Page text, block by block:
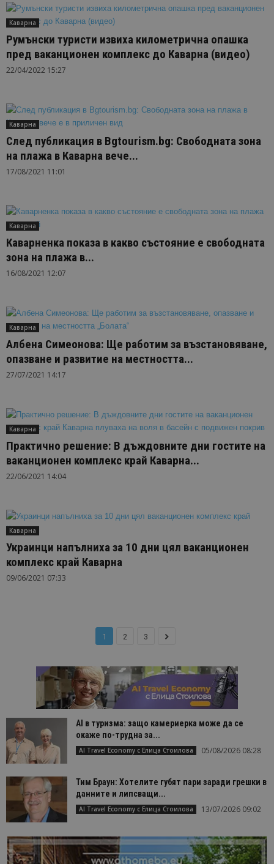
Каварна
Румънски туристи извиха километрична опашка
пред ваканционен комплекс до Каварна (видео)
22/04/2022 15:27
Каварна
След публикация в Bgtourism.bg: Свободната зона
на плажа в Каварна вече...
17/08/2021 11:01
Каварна
Каварненка показа в какво състояние е свободната
зона на плажа в...
16/08/2021 12:07
Каварна
Албена Симеонова: Ще работим за възстановяване,
опазване и развитие на местността...
27/07/2021 14:17
Каварна
Практично решение: В дъждовните дни гостите на
ваканционен комплекс край Каварна...
22/06/2021 14:04
Каварна
Украинци напълниха за 10 дни цял ваканционен
комплекс край Каварна
09/06/2021 07:33
1 2 3
AI в туризма: защо камериерка може да се
окаже по-трудна за...
AI Travel Economy с Елица Стоилова 05/08/2026 08:28
Тим Браун: Хотелите губят пари заради грешки в
данните и липсващи...
AI Travel Economy с Елица Стоилова 13/07/2026 09:02